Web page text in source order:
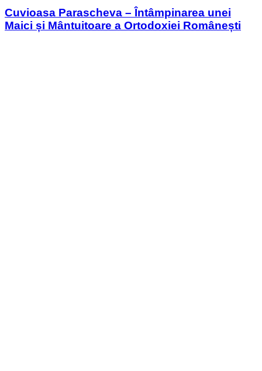
Cuvioasa Parascheva – Întâmpinarea unei
Maici și Mântuitoare a Ortodoxiei Românești